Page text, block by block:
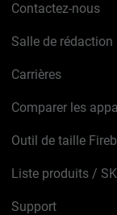
Contactez-nous
Salle de rédaction
Carrières
Comparer les
Outil de taille
Liste produits /
Support